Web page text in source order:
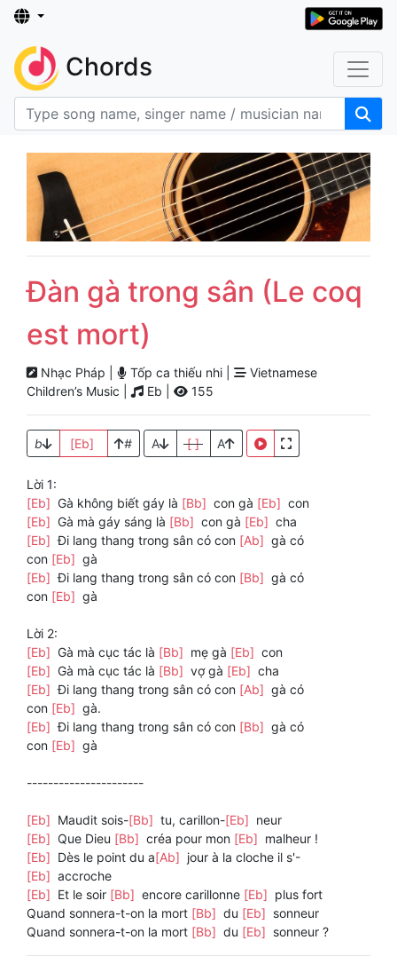
Chords
Đàn gà trong sân (Le coq
est mort)
Nhạc Pháp | Tốp ca thiếu nhi |
Vietnamese
Children’s Music |
Eb | 155
b [Eb] # A [ ] A
Lời 1:
[Eb] Gà không biết gáy là [Bb] con gà [Eb] con
[Eb] Gà mà gáy sáng là [Bb] con gà [Eb] cha
[Eb] Đi lang thang trong sân có con [Ab] gà có
con [Eb] gà
[Eb] Đi lang thang trong sân có con [Bb] gà có
con [Eb] gà
Lời 2:
[Eb] Gà mà cục tác là [Bb] mẹ gà [Eb] con
[Eb] Gà mà cục tác là [Bb] vợ gà [Eb] cha
[Eb] Đi lang thang trong sân có con [Ab] gà có
con [Eb] gà.
[Eb] Đi lang thang trong sân có con [Bb] gà có
con [Eb] gà
----------------------
[Eb] Maudit sois-[Bb] tu, carillon-[Eb] neur
[Eb] Que Dieu [Bb] créa pour mon [Eb] malheur !
[Eb] Dès le point du a[Ab] jour à la cloche il s'-
[Eb] accroche
[Eb] Et le soir [Bb] encore carillonne [Eb] plus fort
Quand sonnera-t-on la mort [Bb] du [Eb] sonneur
Quand sonnera-t-on la mort [Bb] du [Eb] sonneur ?